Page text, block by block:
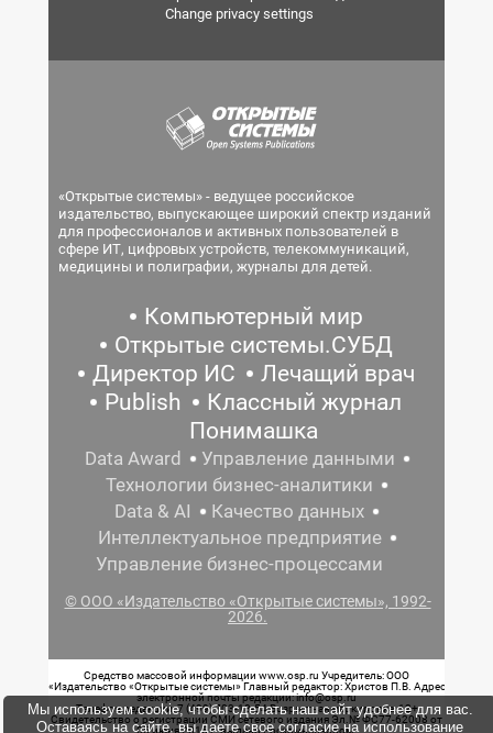
Change privacy settings
«Открытые системы» - ведущее российское
издательство, выпускающее широкий спектр изданий
для профессионалов и активных пользователей в
сфере ИТ, цифровых устройств, телекоммуникаций,
медицины и полиграфии, журналы для детей.
Компьютерный мир
Открытые системы.СУБД
Директор ИС
Лечащий врач
Publish
Классный журнал
Понимашка
Data Award
Управление данными
Технологии бизнес-аналитики
Data & AI
Качество данных
Интеллектуальное предприятие
Управление бизнес-процессами
© ООО «Издательство «Открытые системы», 1992-
2026.
Средство массовой информации www.osp.ru Учредитель: ООО
«Издательство «Открытые системы» Главный редактор: Христов П.В. Адрес
электронной почты редакции: info@osp.ru
Телефон редакции: 7 (499) 703-18-54 Возрастная маркировка: 12+
Свидетельство о регистрации СМИ сетевого издания Эл.№ ФС77-62008 от
05 июня 2015 г. выдано Роскомнадзором.
Мы используем cookie, чтобы сделать наш сайт удобнее для вас.
Оставаясь на сайте, вы даете свое согласие на использование